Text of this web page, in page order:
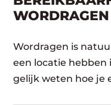
WORDRAGEN
Wordragen is
een locatie hebben
gelijk weten hoe je